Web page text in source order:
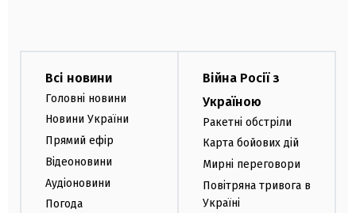
Всі новини
Головні новини
Новини України
Прямий ефір
Відеоновини
Аудіоновини
Погода
Війна Росії з
Україною
Ракетні обстріли
Карта бойових дій
Мирні переговори
Повітряна тривога в
Україні